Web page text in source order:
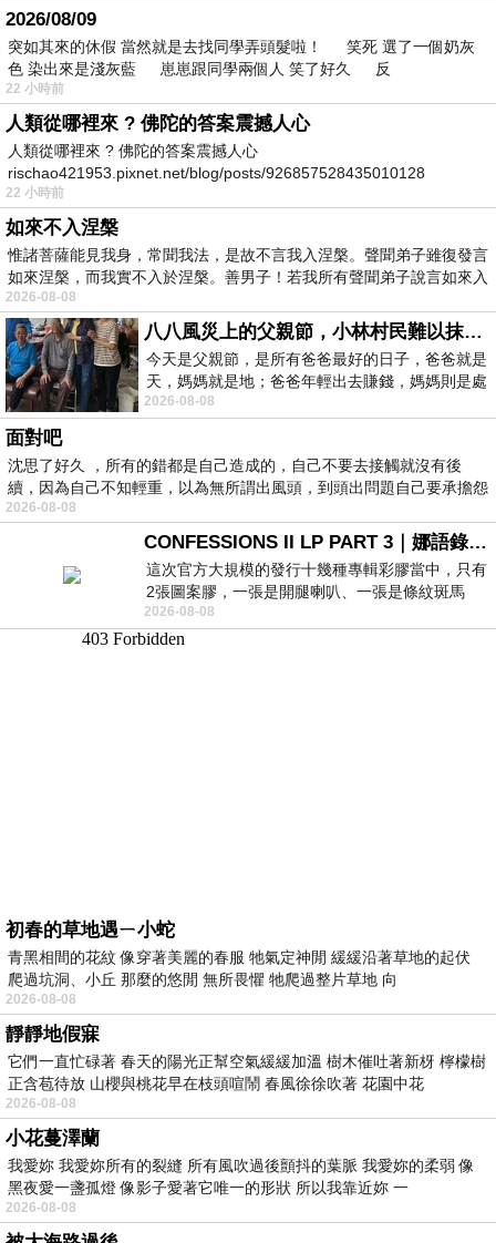
2026/08/09
突如其來的休假 當然就是去找同學弄頭髮啦！ 笑死 選了一個奶灰
色 染出來是淺灰藍 崽崽跟同學兩個人 笑了好久 反
22 小時前
人類從哪裡來 ? 佛陀的答案震撼人心
人類從哪裡來 ? 佛陀的答案震撼人心
rischao421953.pixnet.net/blog/posts/926857528435010128
22 小時前
如來不入涅槃
惟諸菩薩能見我身，常聞我法，是故不言我入涅槃。聲聞弟子雖復發言
如來涅槃，而我實不入於涅槃。善男子！若我所有聲聞弟子說言如來入
2026-08-08
八八風災上的父親節，小林村民難以抹滅的痛
今天是父親節，是所有爸爸最好的日子，爸爸就是
天，媽媽就是地；爸爸年輕出去賺錢，媽媽則是處
理家務，職業不分高低貴賤，只有人品才
2026-08-08
面對吧
沈思了好久 ，所有的錯都是自己造成的，自己不要去接觸就沒有後
續，因為自己不知輕重，以為無所謂出風頭，到頭出問題自己要承擔怨
不
2026-08-08
CONFESSIONS II LP PART 3｜娜語錄II LP PART 3
這次官方大規模的發行十幾種專輯彩膠當中，只有
2張圖案膠，一張是開腿喇叭、一張是條紋斑馬
版；目前官網上只剩澳洲商店AU STORE
2026-08-08
初春的草地遇ㄧ小蛇
青黑相間的花紋 像穿著美麗的春服 牠氣定神閒 緩緩沿著草地的起伏
爬過坑洞、小丘 那麼的悠閒 無所畏懼 牠爬過整片草地 向
2026-08-08
靜靜地假寐
它們一直忙碌著 春天的陽光正幫空氣緩緩加溫 樹木催吐著新枒 檸檬樹
正含苞待放 山櫻與桃花早在枝頭喧鬧 春風徐徐吹著 花園中花
2026-08-08
小花蔓澤蘭
我愛妳 我愛妳所有的裂縫 所有風吹過後顫抖的葉脈 我愛妳的柔弱 像
黑夜愛一盞孤燈 像影子愛著它唯一的形狀 所以我靠近妳 一
2026-08-08